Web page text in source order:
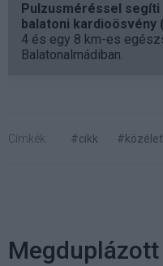
Pulzusméréssel
balatoni kardioösvény
4 és egy 8 km-es
Balatonalmádiban.
Címkék: #cikk #közélet